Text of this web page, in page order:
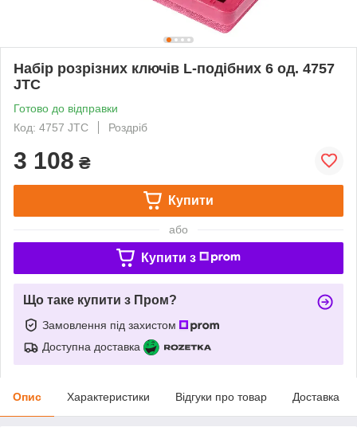
Набір розрізних ключів L-подібних 6 од. 4757
JTC
Готово до відправки
Код: 4757 JTC
Роздріб
3 108 ₴
Купити
або
Купити з
Що таке купити з Пром?
Замовлення під захистом
Доступна доставка
Опис Характеристики Відгуки про товар Доставка